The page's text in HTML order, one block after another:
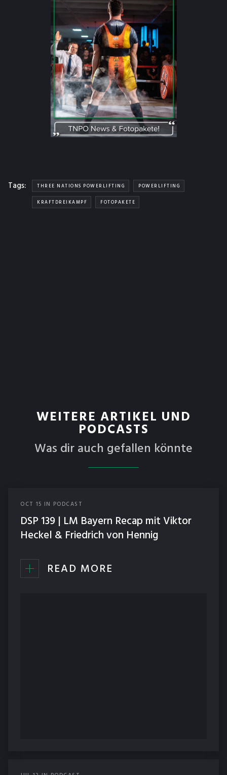
Tags: THREE NATIONS POWERLIFTING POWERLIFTING
KRAFTDREIKAMPF FOTOPAKETE
WEITERE ARTIKEL UND
PODCASTS
Was dir auch gefallen könnte
OCT 15 IN PODCAST
DSP 139 | LM Bayern Recap mit Viktor
Heckel & Friedrich von Hennig
READ MORE